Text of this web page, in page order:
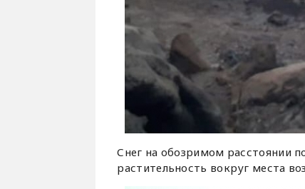
Снег на обозримом расстоянии
растительность вокруг места